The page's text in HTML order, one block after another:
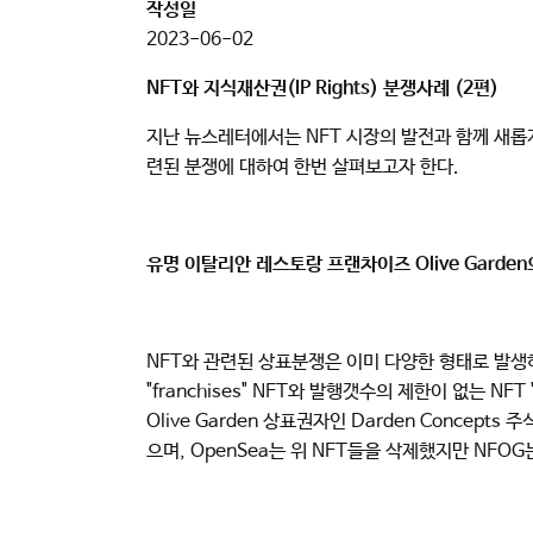
작성일
2023-06-02
NFT와 지식재산권(IP Rights) 분쟁사례 (2편)
지난 뉴스레터에서는 NFT 시장의 발전과 함께 새
련된 분쟁에 대하여 한번 살펴보고자 한다.
유명 이탈리안 레스토랑 프랜차이즈 Olive Garden
NFT와 관련된 상표분쟁은 이미 다양한 형태로
"franchises" NFT와 발행갯수의 제한이 없는
Olive Garden 상표권자인 Darden Concepts 주
으며, OpenSea는 위 NFT들을 삭제했지만 NFOG